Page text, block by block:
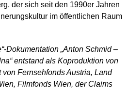
der sich seit den 1990er Jahren
im öffentlichen Raum
Dokumentation „Anton Schmid –
entstand als Koproduktion von
von Fernsehfonds Austria, Land
Filmfonds Wien, der Claims